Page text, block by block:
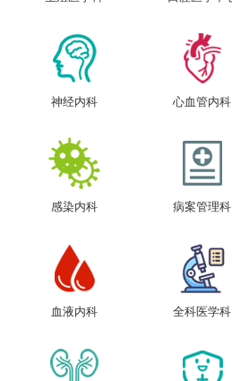
神经内科 心血管内科
感染内科 病案管理科
血液内科 全科医学科